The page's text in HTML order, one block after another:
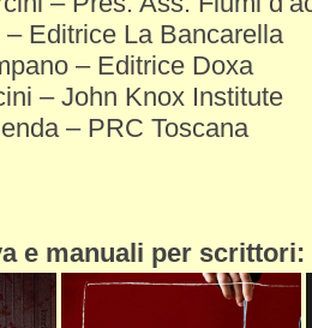
Editrice La Bancarella
– Editrice Doxa
– John Knox Institute
– PRC Toscana
e manuali per scrittori: